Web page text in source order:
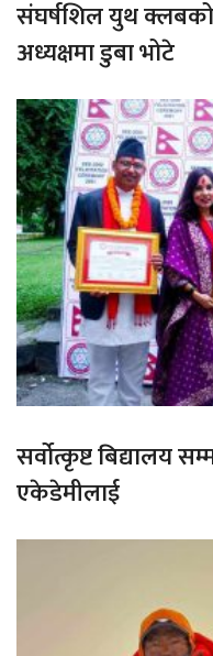
संघर्षशिल युथ क्लबको
अध्यक्षमा डुबा भोटे
सर्वोत्कृष्ट बिद्यालय
एकेडेमीलाई